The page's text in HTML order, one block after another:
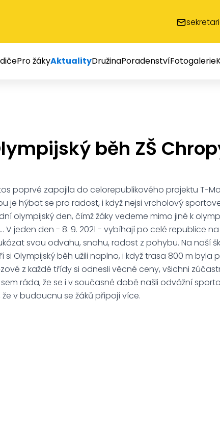
Pro žákyAktualityDružinaPoradenstvíFotogalerie
běh ZŠ
poprvé zapojila do celorepublikového projektu T-
je hýbat se pro radost, i když nejsi vrcholový
olympijský den, čímž žáky vedeme mimo jiné k
jeden den - 8. 9. 2021 - vybíhají po celé republice
svou odvahu, snahu, radost z pohybu. Na naší
si Olympijský běh užili naplno, i když trasa 800 m byla
z každé třídy si odnesli věcné ceny, všichni
ráda, že se i v současné době našli odvážní
v budoucnu se žáků připojí více.